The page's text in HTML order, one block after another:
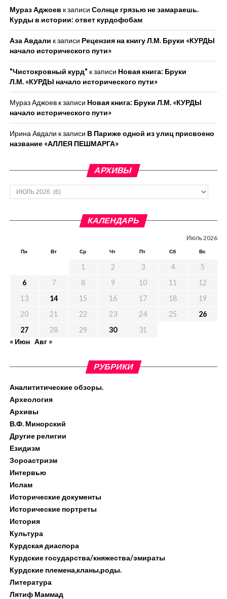
Мураз Аджоев к записи Солнце грязью не замараешь.
Курды в истории: ответ курдофобам
Аза Авдали к записи Рецензия на книгу Л.М. Бруки «КУРДЫ
начало исторического пути»
"Чистокровный курд" к записи Новая книга: Бруки
Л.М. «КУРДЫ начало исторического пути»
Мураз Аджоевк записи Новая книга: Бруки Л.М. «КУРДЫ
начало исторического пути»
Ирина Авдали к записи В Париже одной из улиц присвоено
название «АЛЛЕЯ ПЕШМАРГА»
АРХИВЫ
Архивы
КАЛЕНДАРЬ
Июль 2026
Пн Вт Ср Чт Пт Сб Вс
1 2 3 4
5
6
7 8 9 10 11
12
13
14 15 16 17 18
19
20
21 22 23 24 25
26
27
28 29 30
31
« Июн Авг »
РУБРИКИ
Аналититические обзоры.
Археология
Архивы
В.Ф. Минорский
Другие религии
Езидизм
Зороастризм
Интервью
Ислам
Исторические документы
Исторические портреты
История
Культура
Курдская диаспора
Курдские государства/княжества/эмираты
Курдские племена,кланы,роды.
Литература
Лятиф Маммад